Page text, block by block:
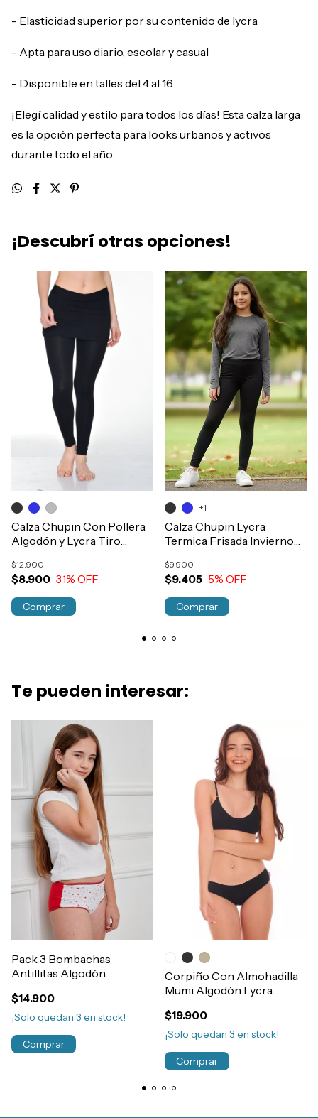
- Elasticidad superior por su contenido de lycra
- Apta para uso diario, escolar y casual
- Disponible en talles del 4 al 16
¡Elegí calidad y estilo para todos los días! Esta calza larga
es la opción perfecta para looks urbanos y activos
durante todo el año.
¡Descubrí otras opciones!
Calza Chupin Con Pollera
Algodón y Lycra Tiro
$8.900
$12.900
31% OFF
Comprar
Calza Chupin Lycra
Termica Frisada Invierno
$9.405
$9.900
5% OFF
+1
Comprar
Te pueden interesar:
Pack 3 Bombachas
Antillitas Algodón
$14.900
¡Solo quedan 3 en stock!
Comprar
Corpiño Con Almohadilla
Mumi Algodón Lycra
$19.900
¡Solo quedan 3 en stock!
Comprar